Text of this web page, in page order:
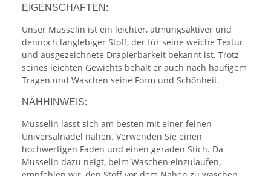
EIGENSCHAFTEN:
Unser Musselin ist ein leichter, atmungsaktiver und
dennoch langlebiger Stoff, der für seine weiche Textur
und ausgezeichnete Drapierbarkeit bekannt ist. Trotz
seines leichten Gewichts behält er auch nach häufigem
Tragen und Waschen seine Form und Schönheit.
NÄHHINWEIS:
Musselin lässt sich am besten mit einer feinen
Universalnadel nähen. Verwenden Sie einen
hochwertigen Faden und einen geraden Stich. Da
Musselin dazu neigt, beim Waschen einzulaufen,